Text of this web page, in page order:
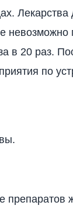
Лекарства
невозможно
в 20 раз.
по
препаратов